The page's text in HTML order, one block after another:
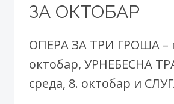
ЗА ОКТОБАР
ОПЕРА ЗА ТРИ ГРОША –
октобар, УРНЕБЕСНА
среда, 8. октобар и